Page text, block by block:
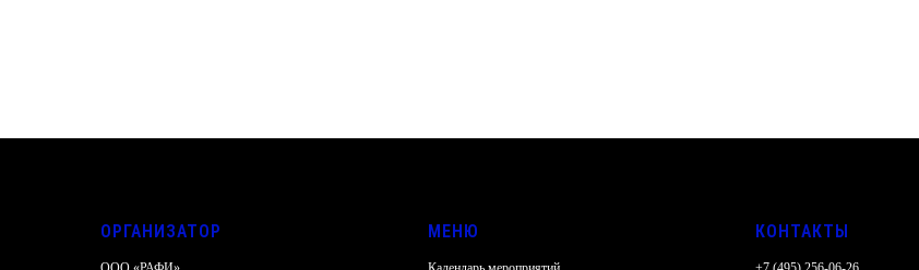
ОРГАНИЗАТОР МЕНЮ КОНТАКТЫ